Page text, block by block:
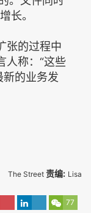
长。
的过程中
人称：“这些
新的业务发
The Street 责编: Lisa
77